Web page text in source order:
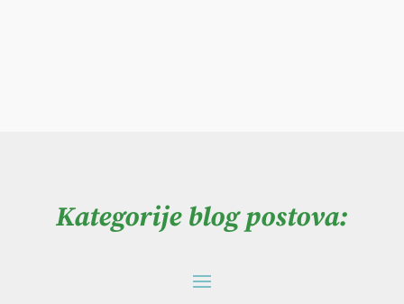
Kategorije blog postova: